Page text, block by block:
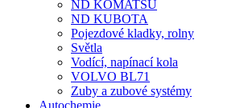
ND KOMATSU
ND KUBOTA
Pojezdové kladky, rolny
Světla
Vodící, napínací kola
VOLVO BL71
Zuby a zubové systémy
Autochemie